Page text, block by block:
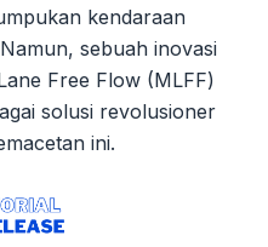
kendaraan
sebuah inovasi
Free Flow (MLFF)
solusi revolusioner
ini.